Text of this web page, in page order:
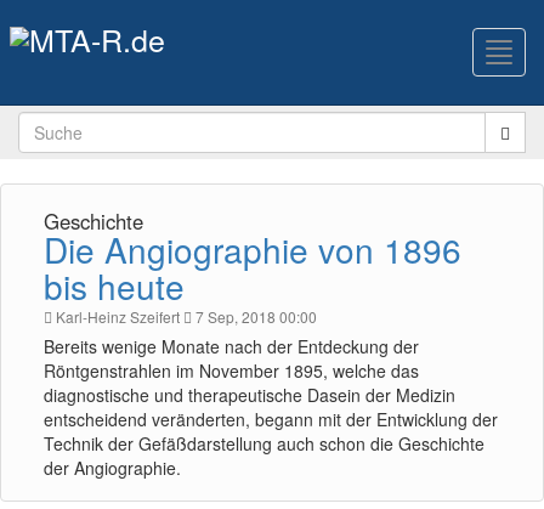
Geschichte
Die Angiographie von 1896
bis heute
Karl-Heinz Szeifert 7 Sep, 2018 00:00
Bereits wenige Monate nach der Entdeckung der
Röntgenstrahlen im November 1895, welche das
diagnostische und therapeutische Dasein der Medizin
entscheidend veränderten, begann mit der Entwicklung der
Technik der Gefäßdarstellung auch schon die Geschichte
der Angiographie.